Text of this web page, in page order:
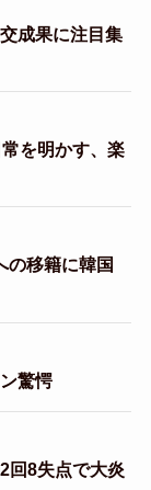
成果に注目集
を明かす、楽
の移籍に韓国
驚愕
回8失点で大炎